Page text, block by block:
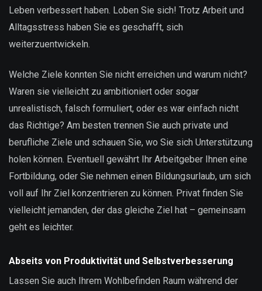
Leben verbessert haben. Loben Sie sich! Trotz Arbeit und
Alltagsstress haben Sie es geschafft, sich
weiterzuentwickeln.
Welche Ziele konnten Sie nicht erreichen und warum nicht?
Waren sie vielleicht zu ambitioniert oder sogar
unrealistisch, falsch formuliert, oder es war einfach nicht
das Richtige? Am besten trennen Sie auch private und
berufliche Ziele und schauen Sie, wo Sie sich Unterstützung
holen können. Eventuell gewährt Ihr Arbeitgeber Ihnen eine
Fortbildung, oder Sie nehmen einen Bildungsurlaub, um sich
voll auf Ihr Ziel konzentrieren zu können. Privat finden Sie
vielleicht jemanden, der das gleiche Ziel hat – gemeinsam
geht es leichter.
Abseits von Produktivität und Selbstverbesserung
Lassen Sie auch Ihrem Wohlbefinden Raum während der